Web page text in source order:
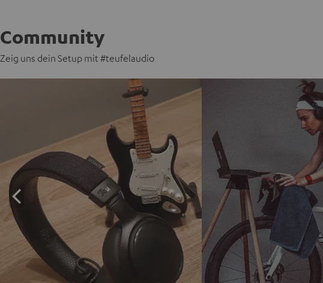
Community
Zeig uns dein Setup mit #teufelaudio